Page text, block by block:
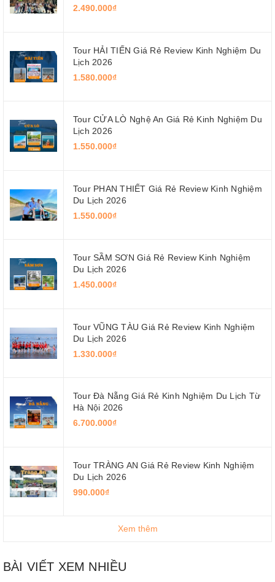
2.490.000₫
Tour HẢI TIẾN Giá Rẻ Review Kinh Nghiệm Du
Lịch 2026
1.580.000₫
Tour CỬA LÒ Nghệ An Giá Rẻ Kinh Nghiệm Du
Lịch 2026
1.550.000₫
Tour PHAN THIẾT Giá Rẻ Review Kinh Nghiệm
Du Lịch 2026
1.550.000₫
Tour SẦM SƠN Giá Rẻ Review Kinh Nghiệm
Du Lịch 2026
1.450.000₫
Tour VŨNG TÀU Giá Rẻ Review Kinh Nghiệm
Du Lịch 2026
1.330.000₫
Tour Đà Nẵng Giá Rẻ Kinh Nghiệm Du Lịch Từ
Hà Nội 2026
6.700.000₫
Tour TRÀNG AN Giá Rẻ Review Kinh Nghiệm
Du Lịch 2026
990.000₫
Xem thêm
BÀI VIẾT XEM NHIỀU